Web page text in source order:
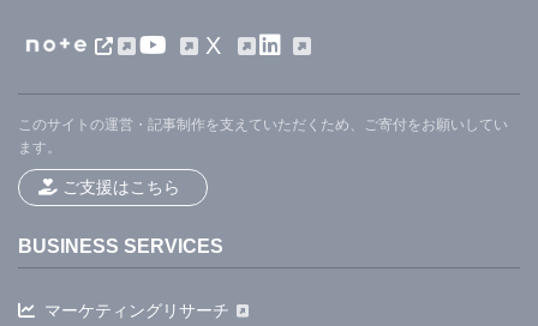
X
このサイトの運営・記事制作を支えていただくため、ご寄付をお願いしてい
ます。
ご支援はこちら
BUSINESS SERVICES
マーケティングリサーチ